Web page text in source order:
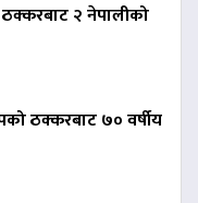
ठक्करबाट २ नेपालीको
ठक्करबाट ७० वर्षीय